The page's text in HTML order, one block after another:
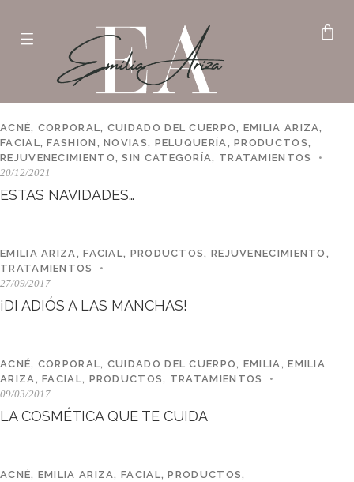
ACNÉ, CORPORAL, CUIDADO DEL CUERPO, EMILIA ARIZA,
FACIAL,FASHION ,NOVIAS, PELUQUERÍA,PRODUCTOS,
REJUVENECIMIENTO,SIN CATEGORÍA, TRATAMIENTOS
20/12/2021
ESTAS NAVIDADES…
EMILIA ARIZA,FACIAL, PRODUCTOS, REJUVENECIMIENTO ,
TRATAMIENTOS
27/09/2017
¡DI ADIÓS A LAS MANCHAS!
ACNÉ, CORPORAL, CUIDADO DEL CUERPO, EMILIA,EMILIA
ARIZA,FACIAL, PRODUCTOS, TRATAMIENTOS
09/03/2017
LA COSMÉTICA QUE TE CUIDA
ACNÉ, EMILIA ARIZA,FACIAL,PRODUCTOS,